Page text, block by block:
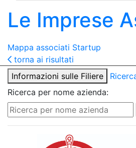
Le Imprese
Mappa associati Startup
torna ai risultati
Informazioni sulle Filiere
Ricerca per nome azienda: